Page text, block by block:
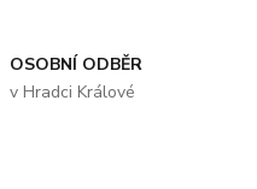
OSOBNÍ ODBĚR
v Hradci Králové